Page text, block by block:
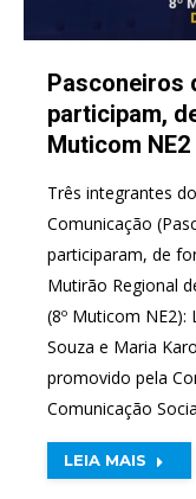
Pasconeiros
participam,
Muticom NE2
Três integrantes
Comunicação
participaram, de
Mutirão Regional
(8º Muticom NE2):
Souza e Maria
promovido pela
Comunicação
LEIA MAIS